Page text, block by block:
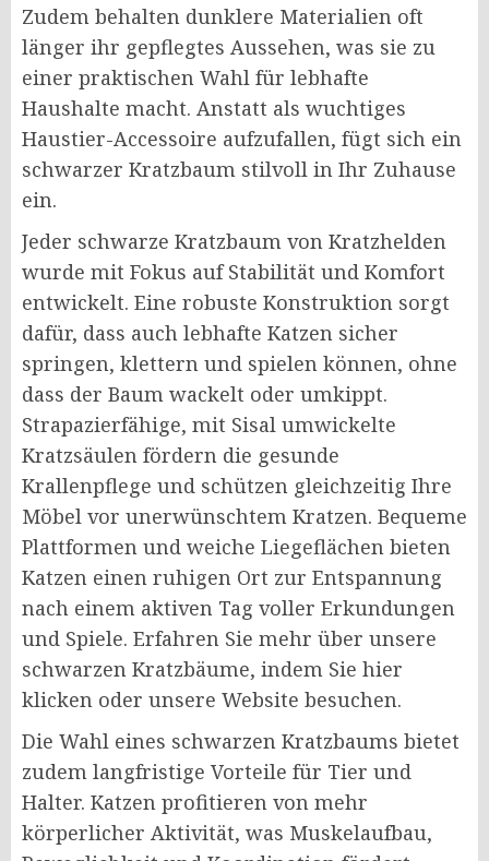
Zudem behalten dunklere Materialien oft
länger ihr gepflegtes Aussehen, was sie zu
einer praktischen Wahl für lebhafte
Haushalte macht. Anstatt als wuchtiges
Haustier-Accessoire aufzufallen, fügt sich ein
schwarzer Kratzbaum stilvoll in Ihr Zuhause
ein.
Jeder schwarze Kratzbaum von Kratzhelden
wurde mit Fokus auf Stabilität und Komfort
entwickelt. Eine robuste Konstruktion sorgt
dafür, dass auch lebhafte Katzen sicher
springen, klettern und spielen können, ohne
dass der Baum wackelt oder umkippt.
Strapazierfähige, mit Sisal umwickelte
Kratzsäulen fördern die gesunde
Krallenpflege und schützen gleichzeitig Ihre
Möbel vor unerwünschtem Kratzen. Bequeme
Plattformen und weiche Liegeflächen bieten
Katzen einen ruhigen Ort zur Entspannung
nach einem aktiven Tag voller Erkundungen
und Spiele. Erfahren Sie mehr über unsere
schwarzen Kratzbäume, indem Sie hier
klicken oder unsere Website besuchen.
Die Wahl eines schwarzen Kratzbaums bietet
zudem langfristige Vorteile für Tier und
Halter. Katzen profitieren von mehr
körperlicher Aktivität, was Muskelaufbau,